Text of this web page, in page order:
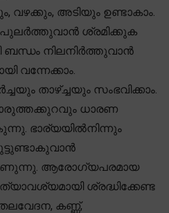
അടിയും ഉണ്ടാകാം.
ശ്രമിക്കുക
നിലനിർത്തുവാൻ
വന്നേക്കാം.
താഴ്ച്ചയും സംഭവിക്കാം.
ധാരണ
ഭാര്യയിൽനിന്നും
ആരോഗ്യപരമായ
ശ്രദ്ധിക്കേണ്ട
കണ്ണ്,